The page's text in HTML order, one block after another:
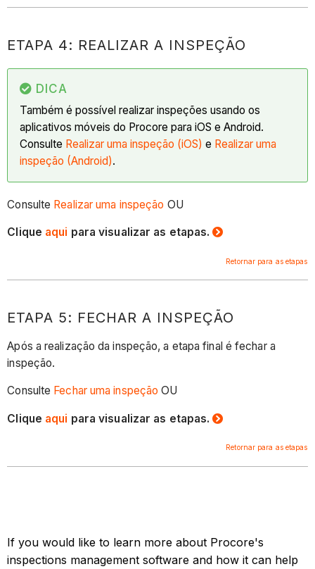
ETAPA 4: REALIZAR A INSPEÇÃO
DICA
Também é possível realizar inspeções usando os
aplicativos móveis do Procore para iOS e Android.
Consulte Realizar uma inspeção (iOS) e Realizar uma
inspeção (Android).
Consulte Realizar uma inspeção OU
Clique aqui para visualizar as etapas.
Retornar para as etapas
ETAPA 5: FECHAR A INSPEÇÃO
Após a realização da inspeção, a etapa final é fechar a
inspeção.
Consulte Fechar uma inspeção OU
Clique aqui para visualizar as etapas.
Retornar para as etapas
If you would like to learn more about Procore's
inspections management software and how it can help